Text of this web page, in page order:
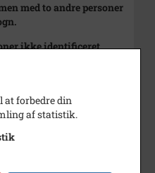
med to andre personer
ikke identificeret.
år
er usikker
at forbedre din
af statistik.